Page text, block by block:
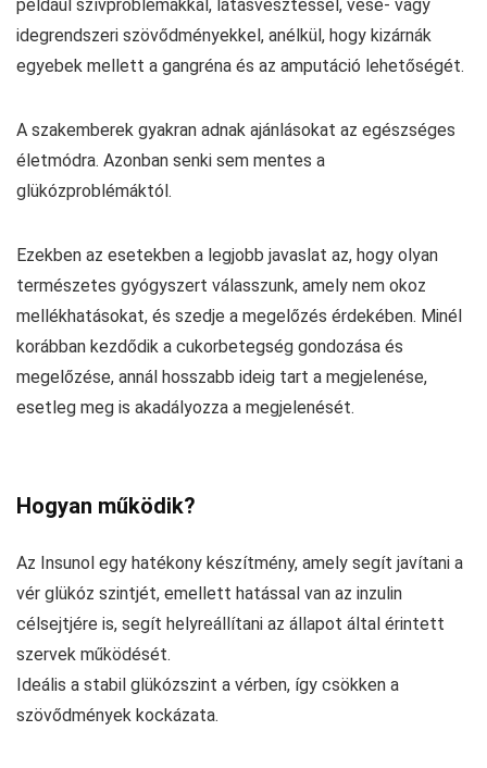
például szívproblémákkal, látásvesztéssel, vese- vagy
idegrendszeri szövődményekkel, anélkül, hogy kizárnák
egyebek mellett a gangréna és az amputáció lehetőségét.
A szakemberek gyakran adnak ajánlásokat az egészséges
életmódra. Azonban senki sem mentes a
glükózproblémáktól.
Ezekben az esetekben a legjobb javaslat az, hogy olyan
természetes gyógyszert válasszunk, amely nem okoz
mellékhatásokat, és szedje a megelőzés érdekében. Minél
korábban kezdődik a cukorbetegség gondozása és
megelőzése, annál hosszabb ideig tart a megjelenése,
esetleg meg is akadályozza a megjelenését.
Hogyan működik?
Az Insunol egy hatékony készítmény, amely segít javítani a
vér glükóz szintjét, emellett hatással van az inzulin
célsejtjére is, segít helyreállítani az állapot által érintett
szervek működését.
Ideális a stabil glükózszint a vérben, így csökken a
szövődmények kockázata.